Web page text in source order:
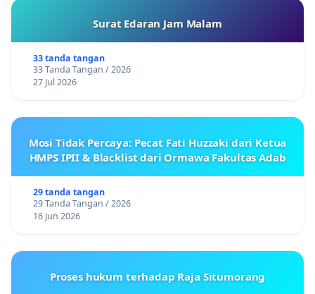
Surat Edaran Jam Malam
33 tanda tangan
33 Tanda Tangan / 2026
27 Jul 2026
Mosi Tidak Percaya: Pecat Fati Huzzaki dari Ketua
HMPS IPII & Blacklist dari Ormawa Fakultas Adab
29 tanda tangan
29 Tanda Tangan / 2026
16 Jun 2026
Proses hukum terhadap Raja Situmorang